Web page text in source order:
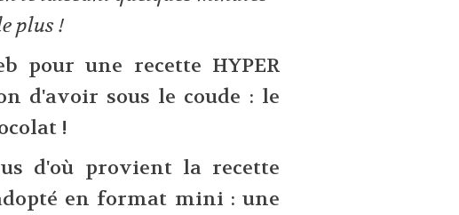
plus !
pour une recette HYPER
d'avoir sous le coude : le
!
d'où provient la recette
en format mini : une